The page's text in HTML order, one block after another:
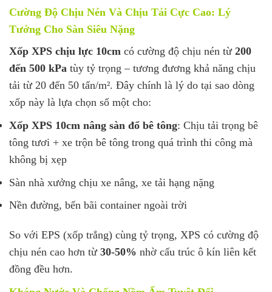
Cường Độ Chịu Nén Và Chịu Tải Cực Cao: Lý
Tưởng Cho Sàn Siêu Nặng
Xốp XPS chịu lực 10cm có cường độ chịu nén từ 200
đến 500 kPa tùy tỷ trọng – tương đương khả năng chịu
tải từ 20 đến 50 tấn/m². Đây chính là lý do tại sao dòng
xốp này là lựa chọn số một cho:
Xốp XPS 10cm nâng sàn đổ bê tông: Chịu tải trọng bê
tông tươi + xe trộn bê tông trong quá trình thi công mà
không bị xẹp
Sàn nhà xưởng chịu xe nâng, xe tải hạng nặng
Nền đường, bến bãi container ngoài trời
So với EPS (xốp trắng) cùng tỷ trọng, XPS có cường độ
chịu nén cao hơn từ 30-50% nhờ cấu trúc ô kín liên kết
đồng đều hơn.